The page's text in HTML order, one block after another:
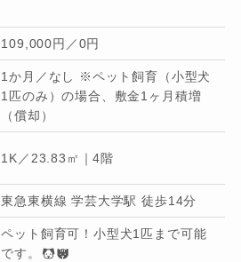
109,000円／0円
1か月／なし ※ペット飼育（小型犬
1匹のみ）の場合、敷金1ヶ月積増
（償却）
1K／23.83㎡｜4階
東急東横線 学芸大学駅 徒歩14分
ペット飼育可！小型犬1匹まで可能
です。